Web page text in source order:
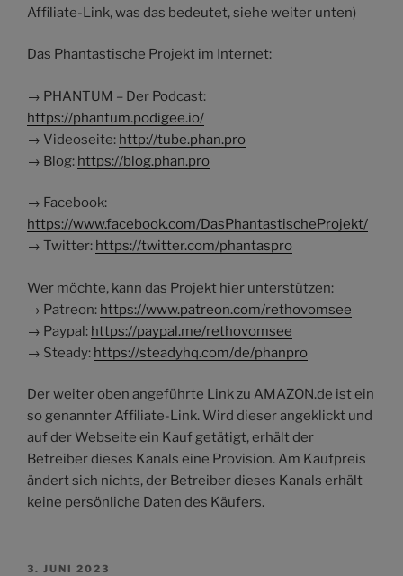
Affiliate-Link, was das bedeutet, siehe weiter unten)
Das Phantastische Projekt im Internet:
→ PHANTUM – Der Podcast:
https://phantum.podigee.io/
→ Videoseite: http://tube.phan.pro
→ Blog: https://blog.phan.pro
→ Facebook:
https://www.facebook.com/DasPhantastischeProjekt/
→ Twitter: https://twitter.com/phantaspro
Wer möchte, kann das Projekt hier unterstützen:
→ Patreon: https://www.patreon.com/rethovomsee
→ Paypal: https://paypal.me/rethovomsee
→ Steady: https://steadyhq.com/de/phanpro
Der weiter oben angeführte Link zu AMAZON.de ist ein
so genannter Affiliate-Link. Wird dieser angeklickt und
auf der Webseite ein Kauf getätigt, erhält der
Betreiber dieses Kanals eine Provision. Am Kaufpreis
ändert sich nichts, der Betreiber dieses Kanals erhält
keine persönliche Daten des Käufers.
VERÖFFENTLICHT
3. JUNI 2023